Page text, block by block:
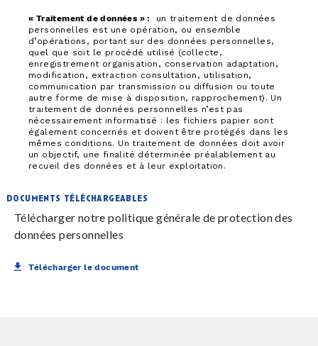
« Traitement de données » :
un traitement de données
personnelles est une opération, ou ensemble
d’opérations, portant sur des données personnelles,
quel que soit le procédé utilisé (collecte,
enregistrement organisation, conservation adaptation,
modification, extraction consultation, utilisation,
communication par transmission ou diffusion ou toute
autre forme de mise à disposition, rapprochement). Un
traitement de données personnelles n’est pas
nécessairement informatisé : les fichiers papier sont
également concernés et doivent être protégés dans les
mêmes conditions. Un traitement de données doit avoir
un objectif, une finalité déterminée préalablement au
recueil des données et à leur exploitation.
documents téléchargeables
Télécharger notre politique générale de protection des
données personnelles
Télécharger le document